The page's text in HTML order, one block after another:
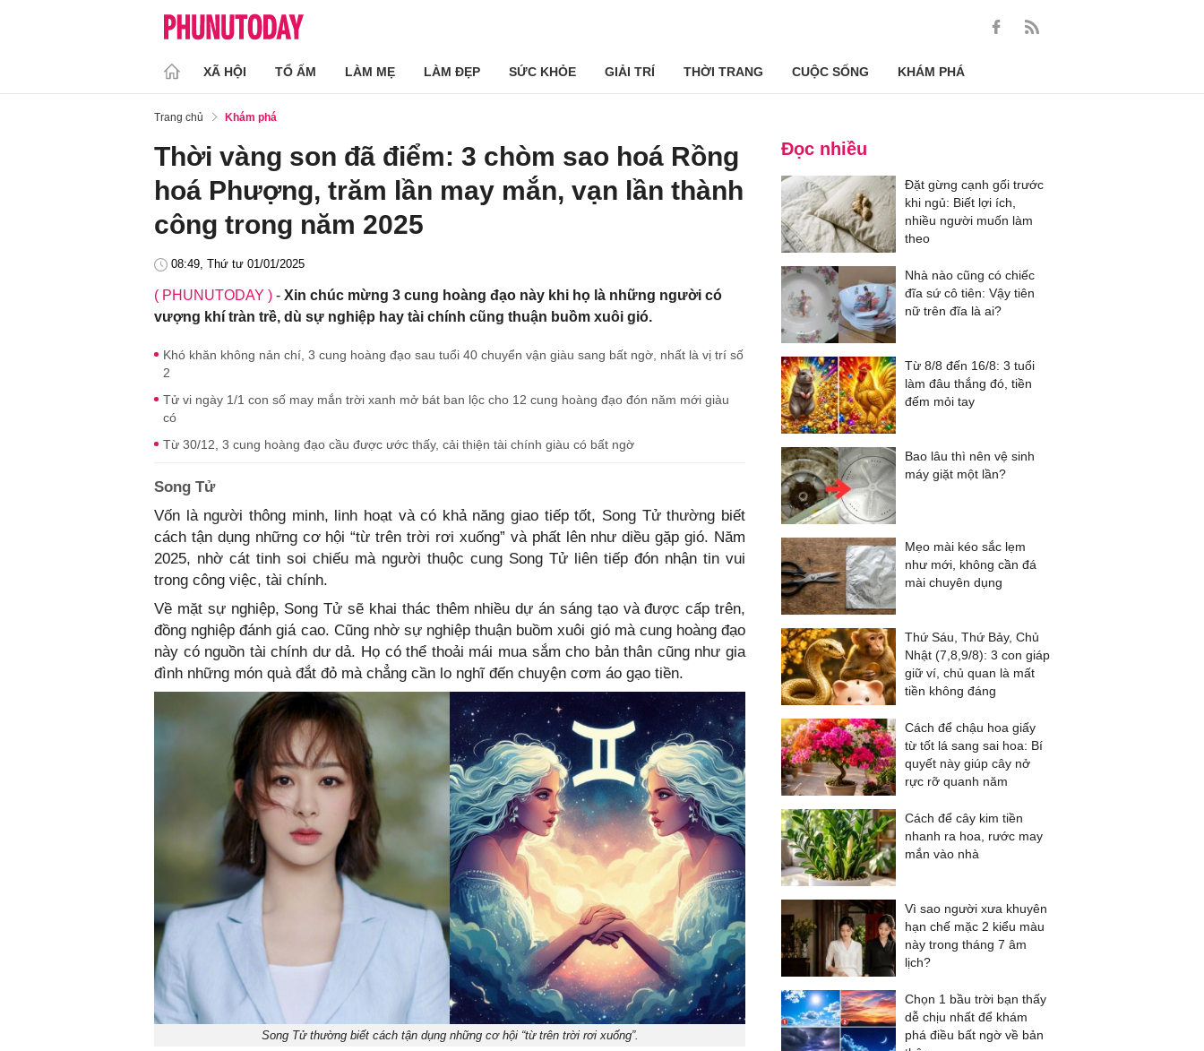
XÃ HỘI TỔ ẤM LÀM MẸ LÀM ĐẸP SỨC KHỎE GIẢI TRÍ THỜI TRANG CUỘC SỐNG KHÁM PHÁ
Trang chủ Khám phá
Thời vàng son đã điểm: 3 chòm sao hoá Rồng
hoá Phượng, trăm lần may mắn, vạn lần thành
công trong năm 2025
08:49, Thứ tư 01/01/2025
( PHUNUTODAY ) - Xin chúc mừng 3 cung hoàng đạo này khi họ là những người có
vượng khí tràn trề, dù sự nghiệp hay tài chính cũng thuận buồm xuôi gió.
Khó khăn không nản chí, 3 cung hoàng đạo sau tuổi 40 chuyển vận giàu sang bất ngờ, nhất là vị trí số
2
Tử vi ngày 1/1 con số may mắn trời xanh mở bát ban lộc cho 12 cung hoàng đạo đón năm mới giàu
có
Từ 30/12, 3 cung hoàng đạo cầu được ước thấy, cải thiện tài chính giàu có bất ngờ
Song Tử
Vốn là người thông minh, linh hoạt và có khả năng giao tiếp tốt, Song Tử thường biết
cách tận dụng những cơ hội “từ trên trời rơi xuống” và phất lên như diều gặp gió. Năm
2025, nhờ cát tinh soi chiếu mà người thuộc cung Song Tử liên tiếp đón nhận tin vui
trong công việc, tài chính.
Về mặt sự nghiệp, Song Tử sẽ khai thác thêm nhiều dự án sáng tạo và được cấp trên,
đồng nghiệp đánh giá cao. Cũng nhờ sự nghiệp thuận buồm xuôi gió mà cung hoàng đạo
này có nguồn tài chính dư dả. Họ có thể thoải mái mua sắm cho bản thân cũng như gia
đình những món quà đắt đỏ mà chẳng cần lo nghĩ đến chuyện cơm áo gạo tiền.
Song Tử thường biết cách tận dụng những cơ hội “từ trên trời rơi xuống”.
Đọc nhiều
Đặt gừng cạnh gối trước
khi ngủ: Biết lợi ích,
nhiều người muốn làm
theo
Nhà nào cũng có chiếc
đĩa sứ cô tiên: Vậy tiên
nữ trên đĩa là ai?
Từ 8/8 đến 16/8: 3 tuổi
làm đâu thắng đó, tiền
đếm mỏi tay
Bao lâu thì nên vệ sinh
máy giặt một lần?
Mẹo mài kéo sắc lẹm
như mới, không cần đá
mài chuyên dụng
Thứ Sáu, Thứ Bảy, Chủ
Nhật (7,8,9/8): 3 con giáp
giữ ví, chủ quan là mất
tiền không đáng
Cách để chậu hoa giấy
từ tốt lá sang sai hoa: Bí
quyết này giúp cây nở
rực rỡ quanh năm
Cách để cây kim tiền
nhanh ra hoa, rước may
mắn vào nhà
Vì sao người xưa khuyên
hạn chế mặc 2 kiểu màu
này trong tháng 7 âm
lịch?
Chọn 1 bầu trời bạn thấy
dễ chịu nhất để khám
phá điều bất ngờ về bản